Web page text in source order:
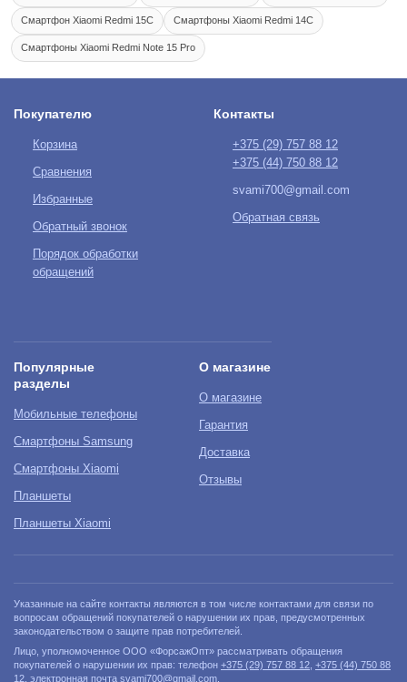
Смартфон Xiaomi Redmi 15C Смартфоны Xiaomi Redmi 14C
Смартфоны Xiaomi Redmi Note 15 Pro
Покупателю
Корзина
Сравнения
Избранные
Обратный звонок
Порядок обработки
обращений
Контакты
+375 (29) 757 88 12
+375 (44) 750 88 12
svami700@gmail.com
Обратная связь
Популярные
разделы
Мобильные телефоны
Смартфоны Samsung
Смартфоны Xiaomi
Планшеты
Планшеты Xiaomi
О магазине
О магазине
Гарантия
Доставка
Отзывы
Указанные на сайте контакты являются в том числе контактами для связи по
вопросам обращений покупателей о нарушении их прав, предусмотренных
законодательством о защите прав потребителей.
Лицо, уполномоченное ООО «ФорсажОпт» рассматривать обращения
покупателей о нарушении их прав: телефон +375 (29) 757 88 12 +375 (44) 750 88
12 , электронная почта svami700@gmail.com